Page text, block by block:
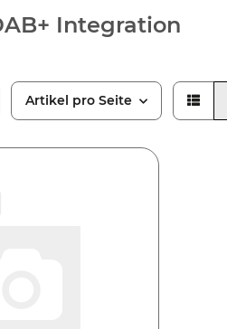
Integration
Artikel pro Seite